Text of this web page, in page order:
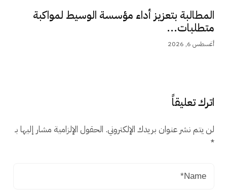
المطالبة بتعزيز أداء مؤسسة الوسيط لمواكبة
متطلبات...
أغسطس 6, 2026
اترك تعليقاً
لن يتم نشر عنوان بريدك الإلكتروني. الحقول الإلزامية مشار إليها بـ
*